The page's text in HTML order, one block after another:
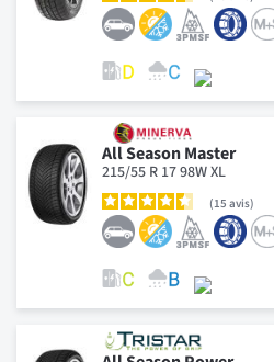
All Season Master
215/55 R 17 98W XL
15 avis